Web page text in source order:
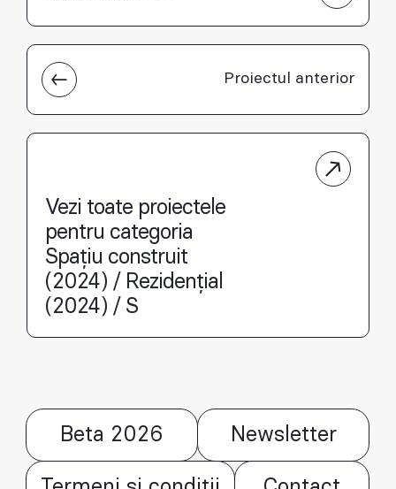
Proiectul anterior
Vezi toate proiectele
pentru categoria
Spațiu construit
(2024) / Rezidențial
(2024) / S
Beta 2026 Newsletter